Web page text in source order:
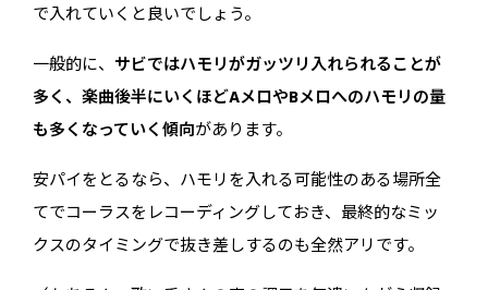
で入れていくと良いでしょう。
一般的に、 サビではハモリがガッツリ入れられることが
多く、楽曲後半にいくほどAメロやBメロへのハモリの量
も多くなっていく傾向があります。
安パイをとるなら、ハモリを入れる可能性のある場所全
てでコーラスをレコーディングしておき、最終的なミッ
クスのタイミングで抜き差しするのも全然アリです。